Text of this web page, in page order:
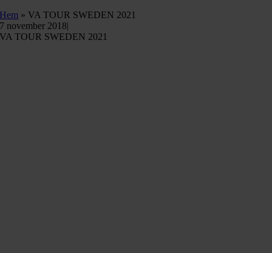
Hem »VA TOUR SWEDEN 2021
7 november 2018|
VA TOUR SWEDEN 2021